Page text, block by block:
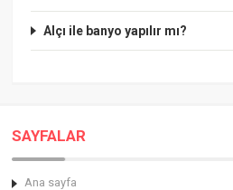
Alçı ile banyo yapılır mı?
SAYFALAR
Ana sayfa